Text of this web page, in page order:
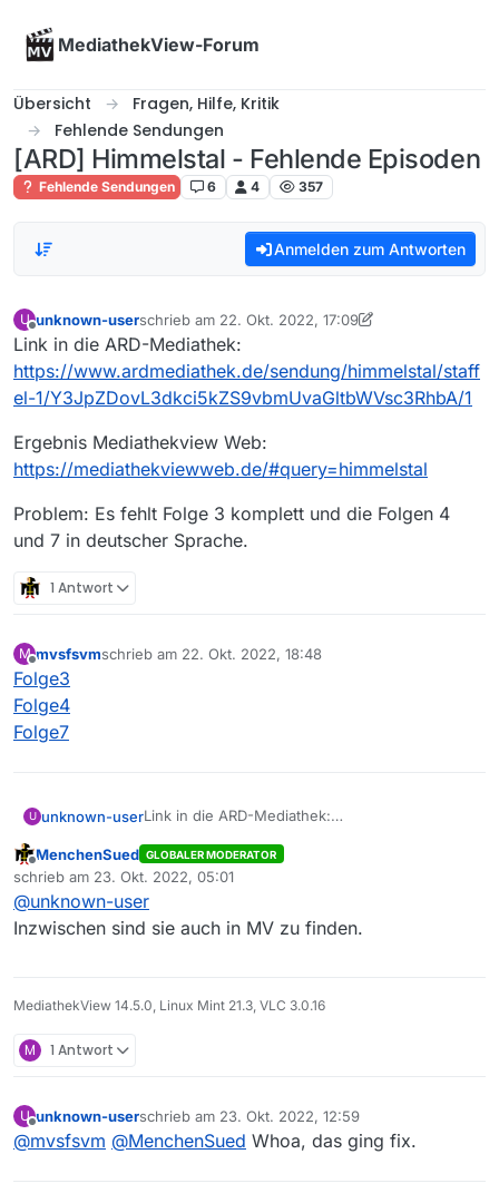
MediathekView-Forum
Übersicht
Fragen, Hilfe, Kritik
Fehlende Sendungen
[ARD] Himmelstal - Fehlende Episoden
Fehlende Sendungen 6 4 357
Anmelden zum Antworten
U
Offline
unknown-userschrieb am 22. Okt. 2022, 17:09
zuletzt editiert von unknown-user
Link in die ARD-Mediathek:
https://www.ardmediathek.de/sendung/himmelstal/staff
el-1/Y3JpZDovL3dkci5kZS9vbmUvaGltbWVsc3RhbA/1
Ergebnis Mediathekview Web:
https://mediathekviewweb.de/#query=himmelstal
Problem: Es fehlt Folge 3 komplett und die Folgen 4
und 7 in deutscher Sprache.
1 Antwort
M
Offline
mvsfsvmschrieb am 22. Okt. 2022, 18:48
zuletzt editiert von
Folge3
Folge4
Folge7
U unknown-userLink in die ARD-Mediathek:
stal/staffel-
1/Y3JpZDovL3dkci5kZS9vbmUvaGltbWVsc3Rhb
A/1
Ergebnis Mediathekview Web:
https://mediathekviewweb.de/#query=himmelst
al
Problem: Es fehlt Folge 3 komplett und die
Folgen 4 und 7 in deutscher Sprache.
Offline
MenchenSued GLOBALER MODERATOR
schrieb am 23. Okt. 2022, 05:01
zuletzt editiert von
@unknown-user
Inzwischen sind sie auch in MV zu finden.
MediathekView 14.5.0, Linux Mint 21.3, VLC 3.0.16
M 1 Antwort
U
Offline
unknown-userschrieb am 23. Okt. 2022, 12:59
zuletzt editiert von
@mvsfsvm @MenchenSued Whoa, das ging fix.